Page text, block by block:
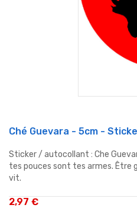
Ché Guevara - 5cm -
Sticker / autocollant : Che
tes pouces sont tes armes. Être
vit.
2,97 €